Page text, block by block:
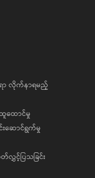
ာ လိုက်နာရမည့်
ထောင်မှု
းဆောင်ရွက်မှု
င့်ပြသခြင်း